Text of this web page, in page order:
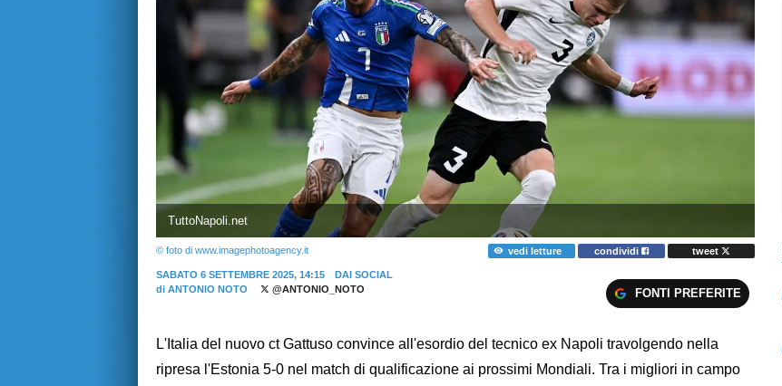
TuttoNapoli.net
© foto di www.imagephotoagency.it vedi letture condividi tweet
SABATO 6 SETTEMBRE 2025, 14:15
DAI SOCIAL
di ANTONIO NOTO @ANTONIO_NOTO FONTI PREFERITE
L'Italia del nuovo ct Gattuso convince all'esordio del tecnico ex Napoli travolgendo nella
ripresa l'Estonia 5-0 nel match di qualificazione ai prossimi Mondiali. Tra i migliori in campo